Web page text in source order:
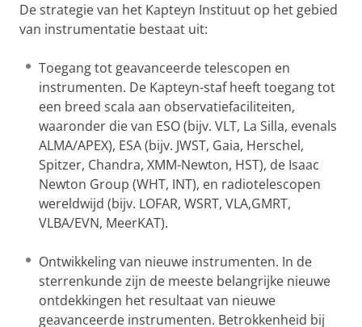
De strategie van het Kapteyn Instituut op het gebied
van instrumentatie bestaat uit:
Toegang tot geavanceerde telescopen en
instrumenten. De Kapteyn-staf heeft toegang tot
een breed scala aan observatiefaciliteiten,
waaronder die van ESO (bijv. VLT, La Silla, evenals
ALMA/APEX), ESA (bijv. JWST, Gaia, Herschel,
Spitzer, Chandra, XMM-Newton, HST), de Isaac
Newton Group (WHT, INT), en radiotelescopen
wereldwijd (bijv. LOFAR, WSRT, VLA,GMRT,
VLBA/EVN, MeerKAT).
Ontwikkeling van nieuwe instrumenten. In de
sterrenkunde zijn de meeste belangrijke nieuwe
ontdekkingen het resultaat van nieuwe
geavanceerde instrumenten. Betrokkenheid bij